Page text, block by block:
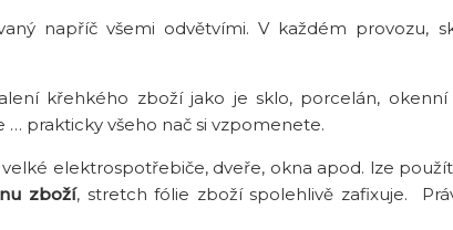
napříč všemi odvětvími. V každém provozu,
křehkého zboží jako je sklo, porcelán, okenní
prakticky všeho nač si vzpomenete.
elektrospotřebiče, dveře, okna apod. lze
zboží, stretch fólie zboží spolehlivě zafixuje.